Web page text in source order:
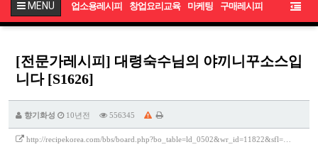
MENU 업소용레시피 창업요리교육 마케팅 구매레시피
[전문가레시피] 대령숙수님의 야끼니꾸소스입
니다 [S1626]
향기화성 10년전 556345
http://recipekorea.com/bbs/board.php?bo_table=ld_0502&wr_id=11822&sfl=…